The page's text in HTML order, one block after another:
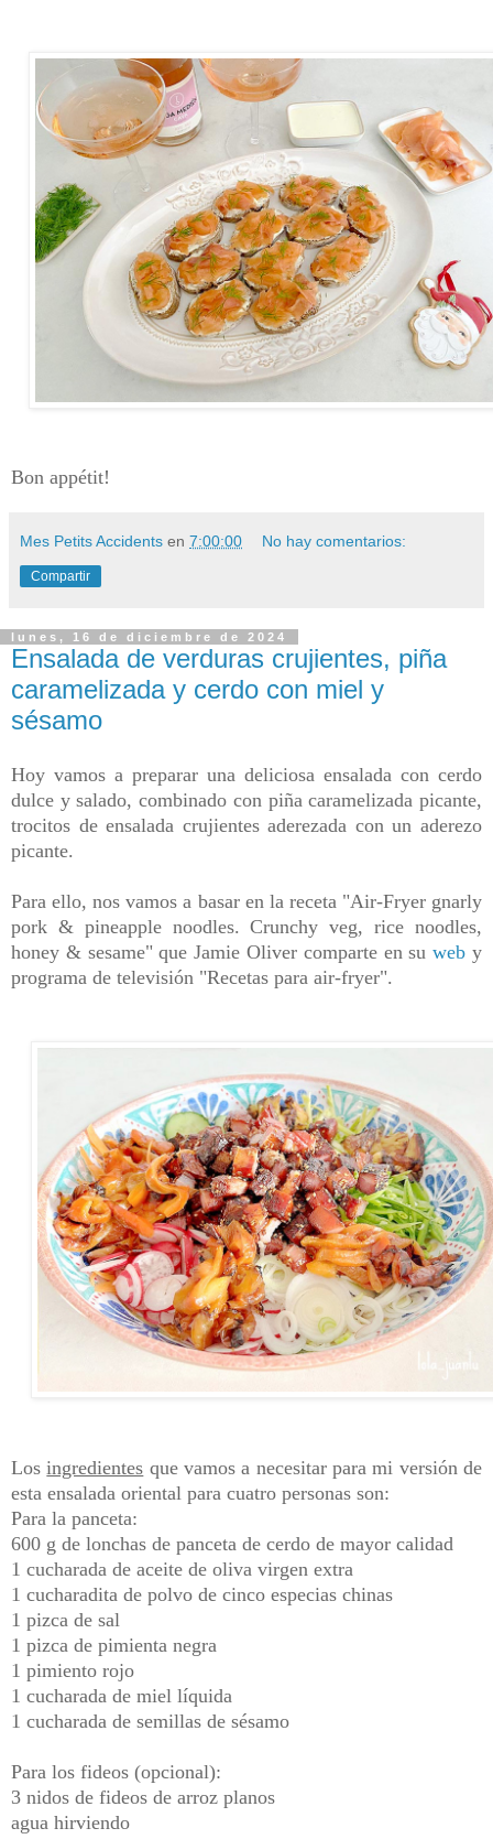
Bon appétit!
Mes Petits Accidents en 7:00:00 No hay comentarios:
Compartir
lunes, 16 de diciembre de 2024
Ensalada de verduras crujientes, piña
caramelizada y cerdo con miel y
sésamo
Hoy vamos a preparar una deliciosa ensalada con cerdo
dulce y salado, combinado con piña caramelizada picante,
trocitos de ensalada crujientes aderezada con un aderezo
picante.
Para ello, nos vamos a basar en la receta "Air-Fryer gnarly
pork & pineapple noodles. Crunchy veg, rice noodles,
honey & sesame" que Jamie Oliver comparte en suweb y
programa de televisión "Recetas para air-fryer".
Losingredientes que vamos a necesitar para mi versión de
esta ensalada oriental para cuatro personas son:
Para la panceta:
600 g de lonchas de panceta de cerdo de mayor calidad
1 cucharada de aceite de oliva virgen extra
1 cucharadita de polvo de cinco especias chinas
1 pizca de sal
1 pizca de pimienta negra
1 pimiento rojo
1 cucharada de miel líquida
1 cucharada de semillas de sésamo
Para los fideos (opcional):
3 nidos de fideos de arroz planos
agua hirviendo